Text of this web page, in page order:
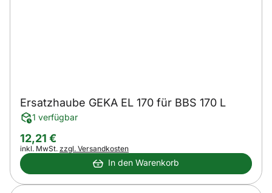
Ersatzhaube GEKA EL 170 für BBS 170 L
1 verfügbar
12,21 €
Steuerhinweis:
inkl. MwSt. zzgl. Versandkosten
In den Warenkorb